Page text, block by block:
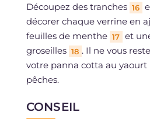
Découpez des tranches 16
décorer chaque verrine en
feuilles de menthe 17 et
groseilles 18 . Il ne vous
votre panna cotta au yaourt
pêches.
CONSEIL